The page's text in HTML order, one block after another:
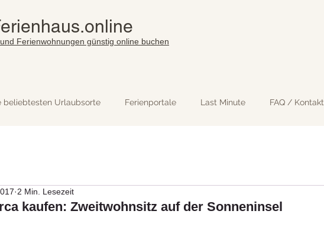
Ferienwohnungen günstig online buchen
beliebtesten Urlaubsorte Ferienportale Last Minute FAQ / Kontakt
kaufen: Zweitwohnsitz auf der Sonneninsel
2 Min. Lesezeit